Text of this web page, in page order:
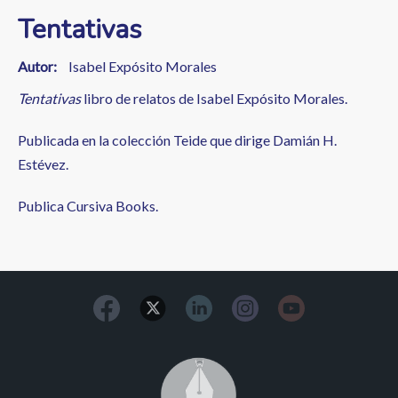
Tentativas
Autor
Isabel Expósito Morales
Tentativaslibro de relatos de Isabel Expósito Morales.
Publicada en la colección Teide que dirige Damián H.
Estévez.
Publica Cursiva Books.
Image